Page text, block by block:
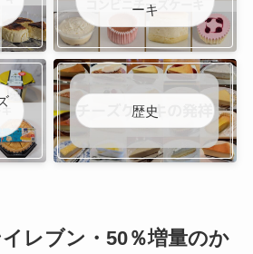
ーキ
歴史
イレブン・50％増量のか